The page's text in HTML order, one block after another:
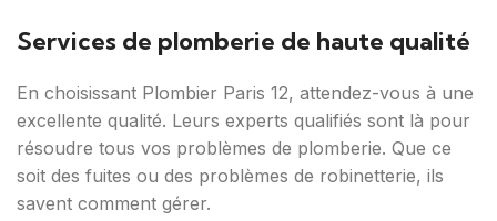
Services de plomberie de haute qualité
En choisissant Plombier Paris 12, attendez-vous à une
excellente qualité. Leurs experts qualifiés sont là pour
résoudre tous vos problèmes de plomberie. Que ce
soit des fuites ou des problèmes de robinetterie, ils
savent comment gérer.